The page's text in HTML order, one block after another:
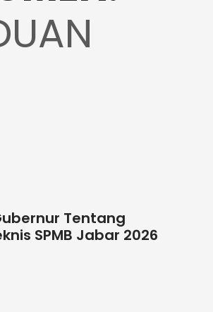
Tentang
SPMB Jabar 2026